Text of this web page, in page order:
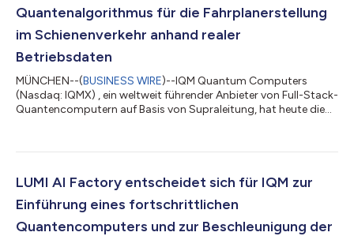
Quantenalgorithmus für die Fahrplanerstellung
im Schienenverkehr anhand realer
Betriebsdaten
MÜNCHEN--(BUSINESS WIRE)--IQM Quantum Computers
(Nasdaq: IQMX) , ein weltweit führender Anbieter von Full-Stack-
Quantencomputern auf Basis von Supraleitung, hat heute die
untersucht, wie Quantencomputer die Fahrplanerstellung im
Betriebsdatensatzes der Deutschen Bahn – eines Fahrplans mit
190 Fahrten zwischen fünf deutschen...
LUMI AI Factory entscheidet sich für IQM zur
Einführung eines fortschrittlichen
Quantencomputers und zur Beschleunigung der